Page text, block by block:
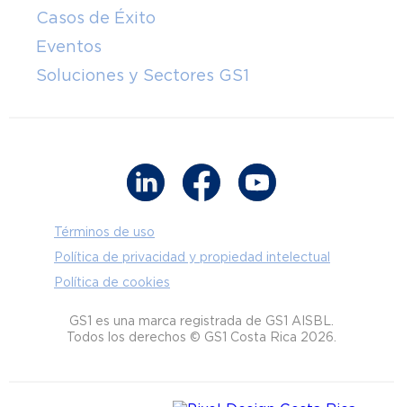
Casos de Éxito
Eventos
Soluciones y Sectores GS1
Términos de uso
Política de privacidad y propiedad intelectual
Política de cookies
GS1 es una marca registrada de GS1 AISBL.
Todos los derechos © GS1 Costa Rica 2026.